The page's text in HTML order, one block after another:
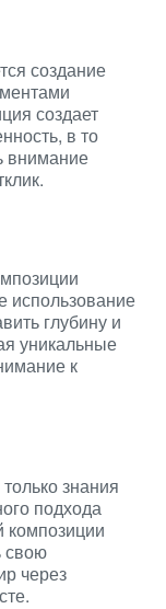
создание
создает
в то
внимание
использование
глубину и
уникальные
к
знания
подхода
композиции
свою
через